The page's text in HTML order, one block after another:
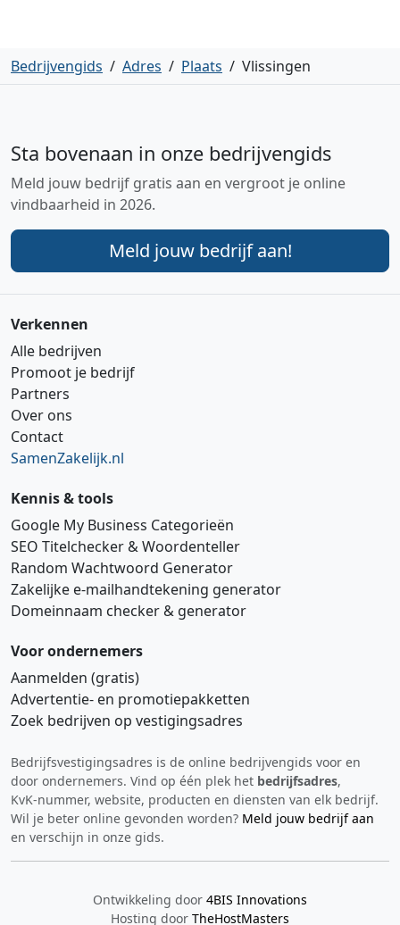
Bedrijvengids / Adres / Plaats / Vlissingen
Sta bovenaan in onze bedrijvengids
Meld jouw bedrijf gratis aan en vergroot je online
vindbaarheid in 2026.
Meld jouw bedrijf aan!
Verkennen
Alle bedrijven
Promoot je bedrijf
Partners
Over ons
Contact
SamenZakelijk.nl
Kennis & tools
Google My Business Categorieën
SEO Titelchecker & Woordenteller
Random Wachtwoord Generator
Zakelijke e‑mailhandtekening generator
Domeinnaam checker & generator
Voor ondernemers
Aanmelden (gratis)
Advertentie‑ en promotiepakketten
Zoek bedrijven op vestigingsadres
Bedrijfsvestigingsadres is de online bedrijvengids voor en
door ondernemers. Vind op één plek het bedrijfsadres,
KvK‑nummer, website, producten en diensten van elk bedrijf.
Wil je beter online gevonden worden? Meld jouw bedrijf aan
en verschijn in onze gids.
Ontwikkeling door 4BIS Innovations
Hosting door TheHostMasters
Hi 👋 We horen graag uw feedback!